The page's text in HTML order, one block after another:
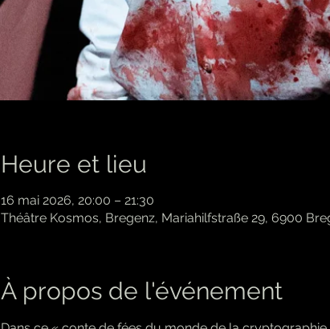
Heure et lieu
16 mai 2026, 20:00 – 21:30
Théâtre Kosmos, Bregenz, Mariahilfstraße 29, 6900
À propos de l'événement